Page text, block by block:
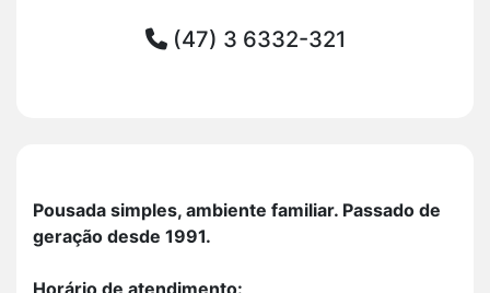
(47) 3 6332-321
Pousada simples, ambiente familiar. Passado de
geração desde 1991.